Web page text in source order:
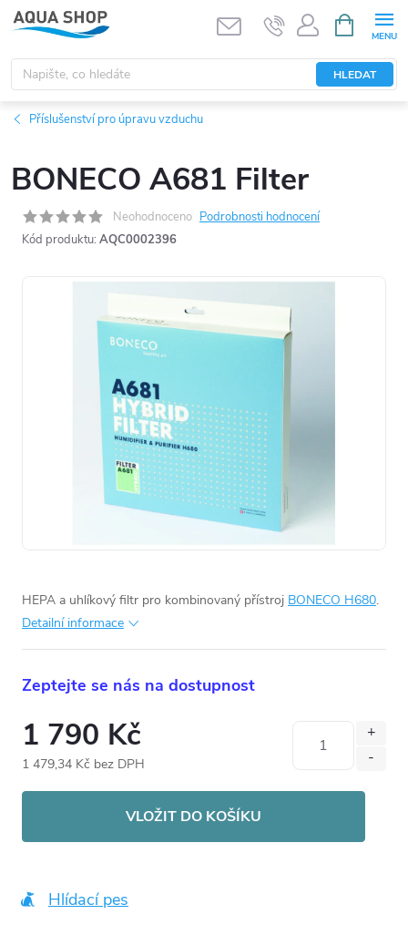
Přejít
na
obsah
HLEDAT
NÁKUPNÍ
KOŠÍK
Příslušenství pro úpravu vzduchu
BONECO A681 Filter
Neohodnoceno Podrobnosti hodnocení
Kód produktu: AQC0002396
HEPA a uhlíkový filtr pro kombinovaný přístroj BONECO H680.
Detailní informace
Zeptejte se nás na dostupnost
1 790 Kč
1 479,34 Kč bez DPH
VLOŽIT DO KOŠÍKU
Hlídací pes